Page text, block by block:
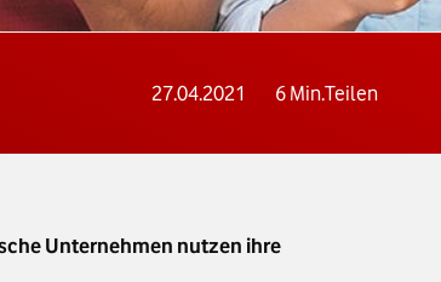
27.04.2021 6Min.Teilen
Unternehmen nutzen ihre